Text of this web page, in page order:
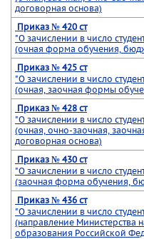
договорная основа)
Приказ № 420 ст
"О зачислении в число
(очная форма обучения,
Приказ № 425 ст
"О зачислении в число
(очная, заочная формы
Приказ № 428 ст
"О зачислении в число
(очная, очно-заочная,
договорная основа)
Приказ № 430 ст
"О зачислении в число
(заочная форма обучения,
Приказ № 436 ст
"О зачислении в число
(направление Министерства
образования Российской